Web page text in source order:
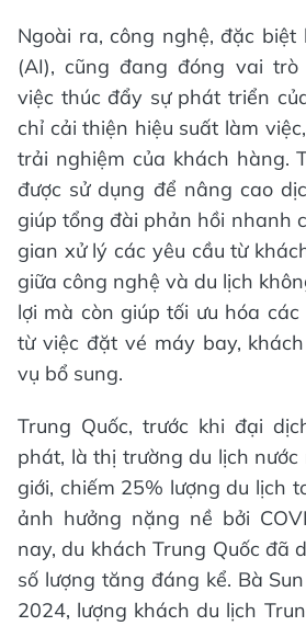
Ngoài ra, công nghệ, đặc
(AI), cũng đang đóng vai
việc thúc đẩy sự phát triển
chỉ cải thiện hiệu suất làm
trải nghiệm của khách hàng.
được sử dụng để nâng cao
giúp tổng đài phản hồi nhanh
gian xử lý các yêu cầu từ
giữa công nghệ và du lịch
lợi mà còn giúp tối ưu hóa
từ việc đặt vé máy bay,
vụ bổ sung.
Trung Quốc, trước khi đại
phát, là thị trường du lịch
giới, chiếm 25% lượng du lịch
ảnh hưởng nặng nề bởi
nay, du khách Trung Quốc đã
số lượng tăng đáng kể. Bà
2024, lượng khách du lịch